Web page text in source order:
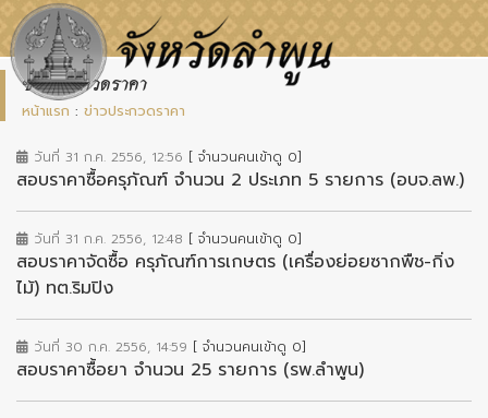
ข่าวประกวดราคา
หน้าแรก : ข่าวประกวดราคา
วันที่ 31 ก.ค. 2556, 12:56 [ จำนวนคนเข้าดู 0]
สอบราคาซื้อครุภัณฑ์ จำนวน 2 ประเภท 5 รายการ (อบจ.ลพ.)
วันที่ 31 ก.ค. 2556, 12:48 [ จำนวนคนเข้าดู 0]
สอบราคาจัดซื้อ ครุภัณฑ์การเกษตร (เครื่องย่อยซากพืช-กิ่ง
ไม้) ทต.ริมปิง
วันที่ 30 ก.ค. 2556, 14:59 [ จำนวนคนเข้าดู 0]
สอบราคาซื้อยา จำนวน 25 รายการ (รพ.ลำพูน)